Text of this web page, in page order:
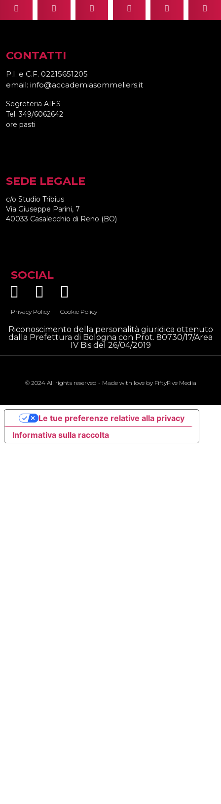
CONTATTI
P.I. e C.F. 02215651205
email: info@accademiasommeliers.it
Segreteria AIES
Tel. 349/6062642
ore pasti
SEDE LEGALE
c/o Studio Tribius
Via Giuseppe Parini, 7
40033 Casalecchio di Reno (BO)
SOCIAL
Privacy Policy Cookie Policy
Riconoscimento della personalità giuridica ottenuto
dalla Prefettura di Bologna con Prot. 80730/17/Area
IV Bis del 26/04/2019
© 2024 All rights reserved - Made with love by FiftyFive Media
Informativa sulla raccolta
Le tue preferenze relative alla privacy